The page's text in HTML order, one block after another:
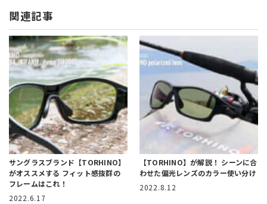
関連記事
サングラスブランド【TORHINO】
がオススメする フィット感抜群の
フレームはこれ！
2022.6.17
【TORHINO】が解説！ シーンに合
わせた偏光レンズのカラー使い分け
2022.8.12